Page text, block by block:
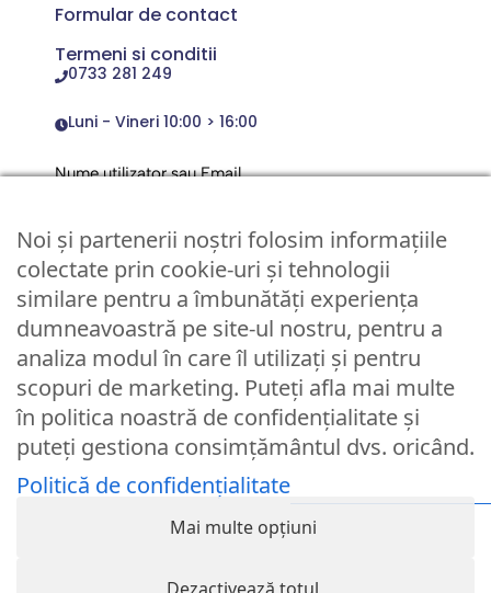
Formular de contact
Termeni si conditii
0733 281 249
Luni - Vineri 10:00 > 16:00
Nume utilizator sau Email
Parola
Remember Me
Logare
Lost your password?
© Partybaloane.ro - Toate drepturile rezervate. ™
Noi și partenerii noștri folosim informațiile
colectate prin cookie-uri și tehnologii
similare pentru a îmbunătăți experiența
dumneavoastră pe site-ul nostru, pentru a
analiza modul în care îl utilizați și pentru
scopuri de marketing. Puteți afla mai multe
în politica noastră de confidențialitate și
puteți gestiona consimțământul dvs. oricând.
Politică de confidențialitate
Mai multe opțiuni